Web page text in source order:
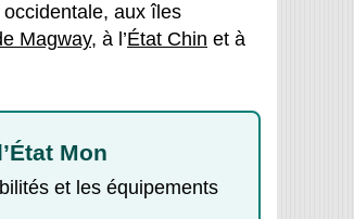
aux îles
Magway, à l’État Chin et à
Mon
et les équipements